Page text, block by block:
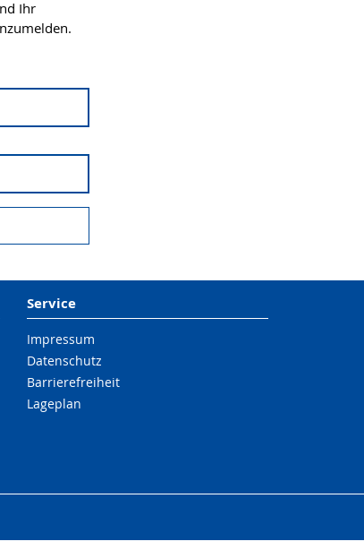
Ihr
Service
Impressum
Datenschutz
Barrierefreiheit
Lageplan